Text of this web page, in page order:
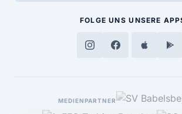
FOLGE UNS UNSERE
MEDIENPARTNER